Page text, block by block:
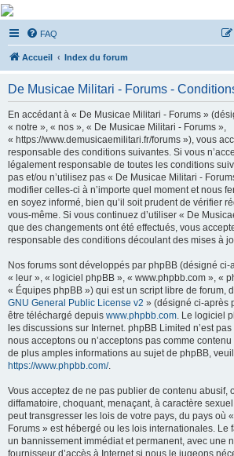
De Musicae Militari -
Forums
Forums de discussions
FAQ
Accueil Index du forum
De Musicae Militari - Forums -
En accédant à « De Musicae Militari - Forums »
« notre », « nos », « De Musicae Militari - Forums »,
« https://www.demusicaemilitari.fr/forums »), vous
responsable des conditions suivantes. Si vous
légalement responsable de toutes les conditions
pas et/ou n’utilisez pas « De Musicae Militari -
modifier celles-ci à n’importe quel moment et nous
en soyez informé, bien qu’il soit prudent de vérifier
vous-même. Si vous continuez d’utiliser « De
que des changements ont été effectués, vous
responsable des conditions découlant des mises à
Nos forums sont développés par phpBB (désigné ci-
« leur », « logiciel phpBB », « www.phpbb.com », «
« Équipes phpBB ») qui est un script libre de forum,
GNU General Public License v2 » (désigné ci-après
être téléchargé depuis www.phpbb.com. Le logiciel
les discussions sur Internet. phpBB Limited n’est
nous acceptons ou n’acceptons pas comme
de plus amples informations au sujet de phpBB,
https://www.phpbb.com/.
Vous acceptez de ne pas publier de contenu abusif,
diffamatoire, choquant, menaçant, à caractère
peut transgresser les lois de votre pays, du pays où
Forums » est hébergé ou les lois internationales. Le
un bannissement immédiat et permanent, avec une
fournisseur d’accès à Internet si nous le jugeons